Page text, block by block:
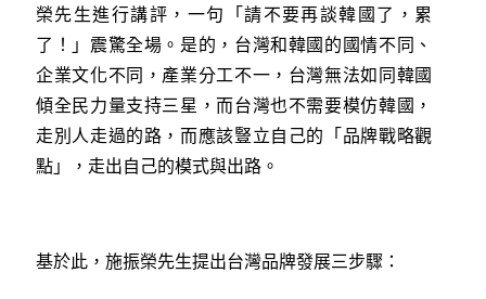
榮先生進行講評，一句「請不要再談韓國了，累
了！」震驚全場。是的，台灣和韓國的國情不同、
企業文化不同，產業分工不一，台灣無法如同韓國
傾全民力量支持三星，而台灣也不需要模仿韓國，
走別人走過的路，而應該豎立自己的「品牌戰略觀
點」，走出自己的模式與出路。
基於此，施振榮先生提出台灣品牌發展三步驟：